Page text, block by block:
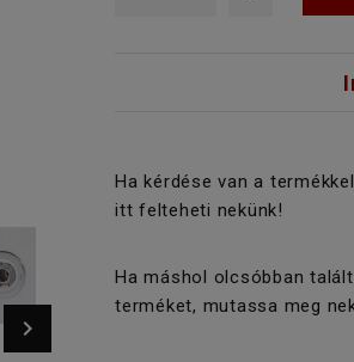
Ha kérdése van a
itt felteheti nekünk!
Ha máshol olcsóbban
terméket, mutassa meg